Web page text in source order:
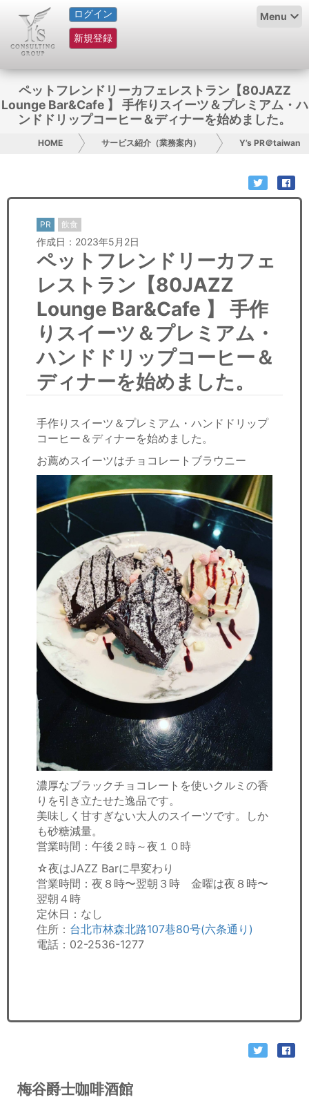
ログイン
新規登録
Menu
HOME
サービス紹介
グループ概要
採用情報
コンサルティング
リサーチ
セミナー
経済ニュース
労務顧問
飲食店情報
ペットフレンドリーカフェレストラン【80JAZZ
Lounge Bar&Cafe 】 手作りスイーツ＆プレミアム・ハ
ンドドリップコーヒー＆ディナーを始めました。
HOME サービス紹介（業務案内） Y’s PR＠taiwan
PR 飲食
作成日：2023年5月2日
ペットフレンドリーカフェ
レストラン【80JAZZ
Lounge Bar&Cafe 】 手作
りスイーツ＆プレミアム・
ハンドドリップコーヒー＆
ディナーを始めました。
手作りスイーツ＆プレミアム・ハンドドリップ
コーヒー＆ディナーを始めました。
お薦めスイーツはチョコレートブラウニー
濃厚なブラックチョコレートを使いクルミの香
りを引き立たせた逸品です。
美味しく甘すぎない大人のスイーツです。しか
も砂糖減量。
営業時間：午後２時～夜１０時
☆夜はJAZZ Barに早変わり
営業時間：夜８時〜翌朝３時 金曜は夜８時〜
翌朝４時
定休日：なし
住所： 台北市林森北路107巷80号(六条通り)
電話：02-2536-1277 ​
梅谷爵士咖啡酒館